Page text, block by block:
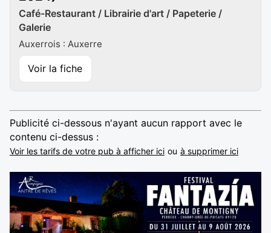
Café-Restaurant / Librairie d'art / Papeterie /
Galerie
Auxerrois : Auxerre
Voir la fiche
Publicité ci-dessous n'ayant aucun rapport avec le
contenu ci-dessus :
Voir les tarifs de votre pub à afficher ici ou à supprimer ici